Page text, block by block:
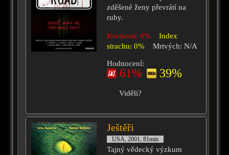
zděšené ženy převrátí na
ruby.
Krvavost: 0%
Index
strachu: 0%
Mrtvých: N/A
Hodnocení:
61% 39%
Viděli?
Ještěři
USA, 2001, 81min
Tajný vědecký výzkum